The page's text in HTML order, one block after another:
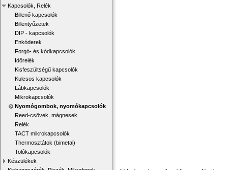
Kapcsolók, Relék
Billenő kapcsolók
Billentyűzetek
DIP - kapcsolók
Enkóderek
Forgó- és kódkapcsolók
Időrelék
Kisfeszültségű kapcsolók
Kulcsos kapcsolók
Lábkapcsolók
Mikrokapcsolók
Nyomógombok, nyomókapcsolók
Reed-csövek, mágnesek
Relék
TACT mikrokapcsolók
Thermosztátok (bimetal)
Tolókapcsolók
Készülékek